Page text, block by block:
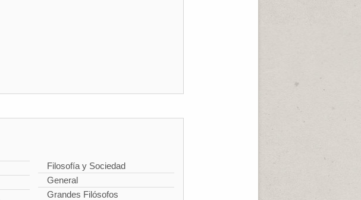
Filosofía y Sociedad
General
Grandes Filósofos